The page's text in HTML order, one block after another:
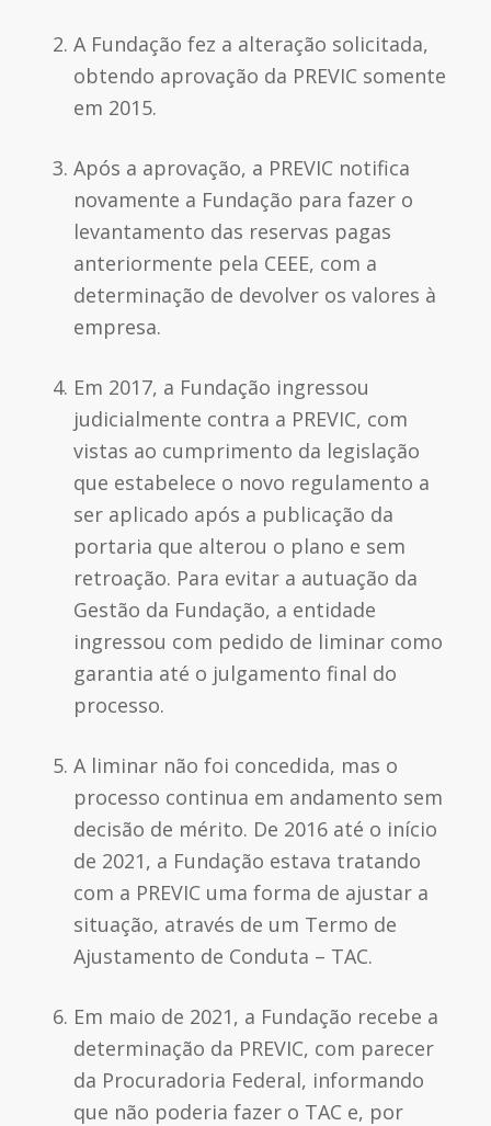
A Fundação fez a alteração solicitada,
obtendo aprovação da PREVIC somente
em 2015.
Após a aprovação, a PREVIC notifica
novamente a Fundação para fazer o
levantamento das reservas pagas
anteriormente pela CEEE, com a
determinação de devolver os valores à
empresa.
Em 2017, a Fundação ingressou
judicialmente contra a PREVIC, com
vistas ao cumprimento da legislação
que estabelece o novo regulamento a
ser aplicado após a publicação da
portaria que alterou o plano e sem
retroação. Para evitar a autuação da
Gestão da Fundação, a entidade
ingressou com pedido de liminar como
garantia até o julgamento final do
processo.
A liminar não foi concedida, mas o
processo continua em andamento sem
decisão de mérito. De 2016 até o início
de 2021, a Fundação estava tratando
com a PREVIC uma forma de ajustar a
situação, através de um Termo de
Ajustamento de Conduta – TAC.
Em maio de 2021, a Fundação recebe a
determinação da PREVIC, com parecer
da Procuradoria Federal, informando
que não poderia fazer o TAC e, por